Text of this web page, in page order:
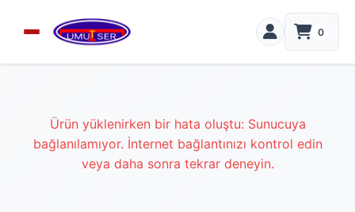
0
Ürün yüklenirken bir hata oluştu: Sunucuya
bağlanılamıyor. İnternet bağlantınızı kontrol edin
veya daha sonra tekrar deneyin.